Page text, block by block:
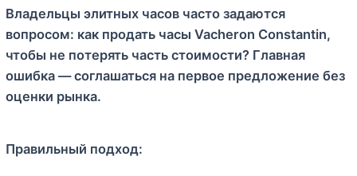
Владельцы элитных часов часто задаются
вопросом: как продать часы Vacheron Constantin,
чтобы не потерять часть стоимости? Главная
ошибка — соглашаться на первое предложение без
оценки рынка.
Правильный подход: